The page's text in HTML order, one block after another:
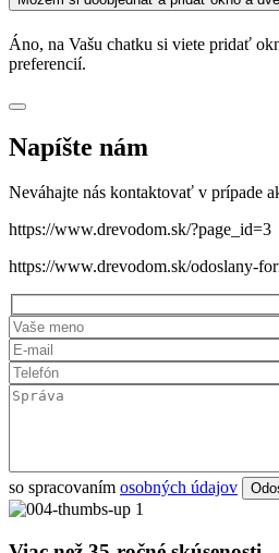
Áno, na Vašu chatku si viete pridať
preferencií.
Napíšte nám
Neváhajte nás kontaktovať v prípade
https://www.drevodom.sk/?page_id=3
https://www.drevodom.sk/odoslany-
so spracovaním osobných údajov